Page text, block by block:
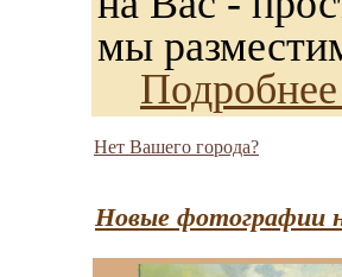
мы
Нет Вашего города?
Новые фотографии